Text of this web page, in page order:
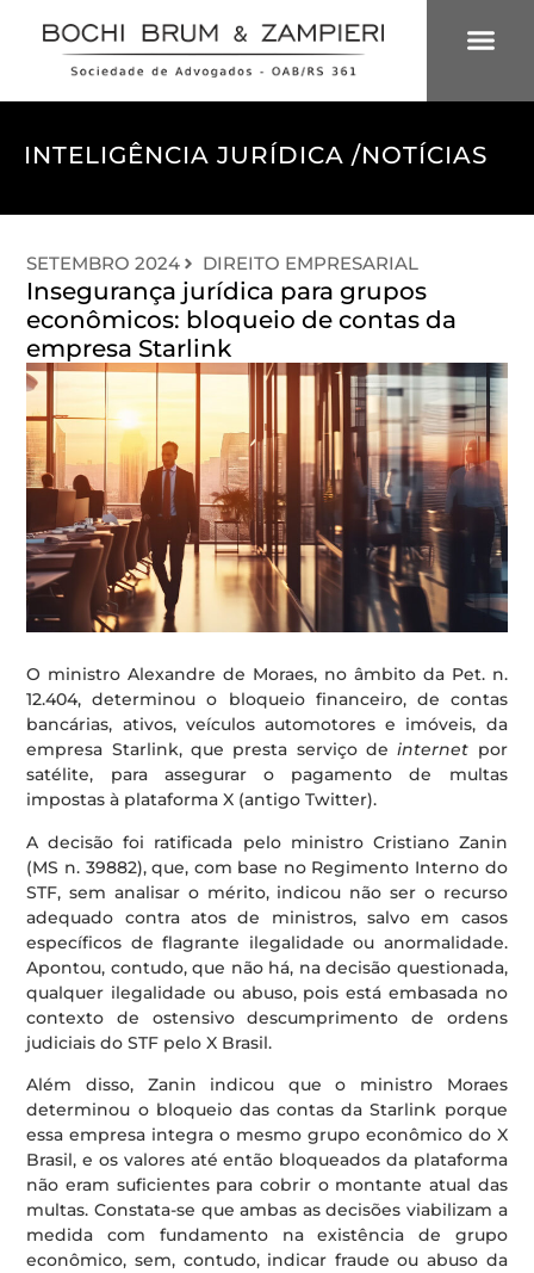
INTELIGÊNCIA JURÍDICA /NOTÍCIAS
SETEMBRO 2024 DIREITO EMPRESARIAL
Insegurança jurídica para grupos
econômicos: bloqueio de contas da
empresa Starlink
O ministro Alexandre de Moraes, no âmbito da Pet. n.
12.404, determinou o bloqueio financeiro, de contas
bancárias, ativos, veículos automotores e imóveis, da
empresa Starlink, que presta serviço deinternet por
satélite, para assegurar o pagamento de multas
impostas à plataforma X (antigo Twitter).
A decisão foi ratificada pelo ministro Cristiano Zanin
(MS n. 39882), que, com base no Regimento Interno do
STF, sem analisar o mérito, indicou não ser o recurso
adequado contra atos de ministros, salvo em casos
específicos de flagrante ilegalidade ou anormalidade.
Apontou, contudo, que não há, na decisão questionada,
qualquer ilegalidade ou abuso, pois está embasada no
contexto de ostensivo descumprimento de ordens
judiciais do STF pelo X Brasil.
Além disso, Zanin indicou que o ministro Moraes
determinou o bloqueio das contas da Starlink porque
essa empresa integra o mesmo grupo econômico do X
Brasil, e os valores até então bloqueados da plataforma
não eram suficientes para cobrir o montante atual das
multas. Constata-se que ambas as decisões viabilizam a
medida com fundamento na existência de grupo
econômico, sem, contudo, indicar fraude ou abuso da